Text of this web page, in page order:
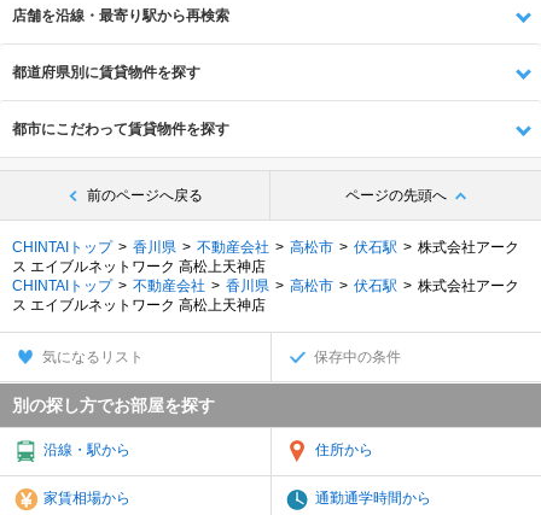
店舗を沿線・最寄り駅から再検索
都道府県別に賃貸物件を探す
都市にこだわって賃貸物件を探す
前のページへ戻る ページの先頭へ
CHINTAIトップ 香川県 不動産会社 高松市 伏石駅
株式会社アーク
ス エイブルネットワーク 高松上天神店
CHINTAIトップ
不動産会社 香川県 高松市 伏石駅
株式会社アーク
ス エイブルネットワーク 高松上天神店
気になるリスト 保存中の条件
別の探し方でお部屋を探す
沿線・駅から 住所から
家賃相場から 通勤通学時間から